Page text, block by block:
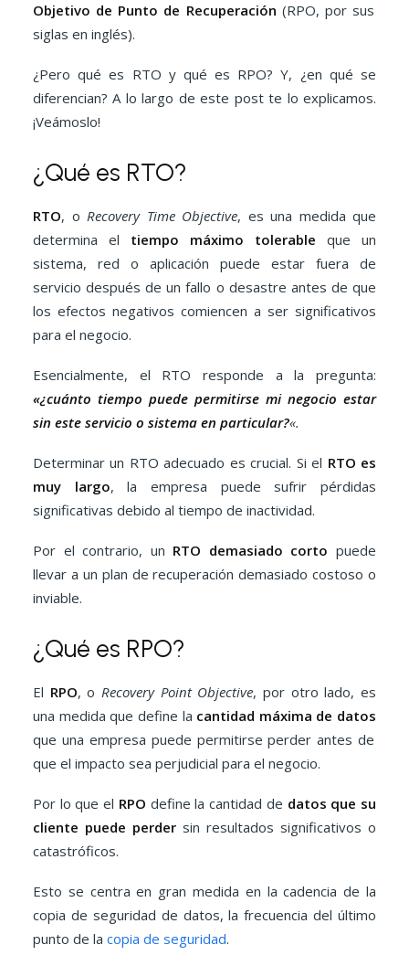
Objetivo de Punto de Recuperación (RPO, por sus
siglas en inglés).
¿Pero qué es RTO y qué es RPO? Y, ¿en qué se
diferencian? A lo largo de este post te lo explicamos.
¡Veámoslo!
¿Qué es RTO?
RTO, o Recovery Time Objective, es una medida que
determina el tiempo máximo tolerable que un
sistema, red o aplicación puede estar fuera de
servicio después de un fallo o desastre antes de que
los efectos negativos comiencen a ser significativos
para el negocio.
Esencialmente, el RTO responde a la pregunta:
«¿cuánto tiempo puede permitirse mi negocio estar
sin este servicio o sistema en particular?«.
Determinar un RTO adecuado es crucial. Si el RTO es
muy largo, la empresa puede sufrir pérdidas
significativas debido al tiempo de inactividad.
Por el contrario, un RTO demasiado corto puede
llevar a un plan de recuperación demasiado costoso o
inviable.
¿Qué es RPO?
El RPO, oRecovery Point Objective, por otro lado, es
una medida que define la cantidad máxima de datos
que una empresa puede permitirse perder antes de
que el impacto sea perjudicial para el negocio.
Por lo que el RPO define la cantidad de datos que su
cliente puede perder sin resultados significativos o
catastróficos.
Esto se centra en gran medida en la cadencia de la
copia de seguridad de datos, la frecuencia del último
punto de la copia de seguridad.